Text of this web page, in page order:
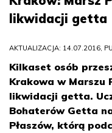
likwidacji getta
AKTUALIZACJA: 14.07.2016,
Kilkaset osób
Krakowa w Marszu
likwidacji getta.
Bohaterów Getta
Płaszów, którą